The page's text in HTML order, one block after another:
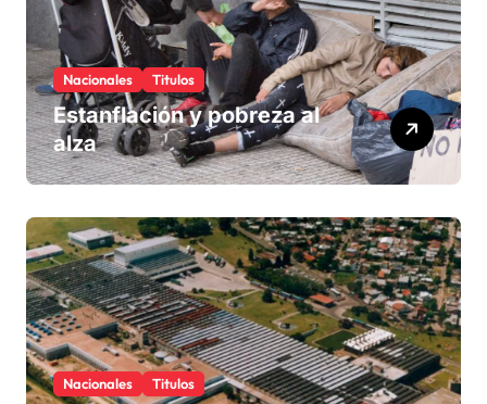
Nacionales Titulos
Estanflación y pobreza al
alza
Nacionales Titulos